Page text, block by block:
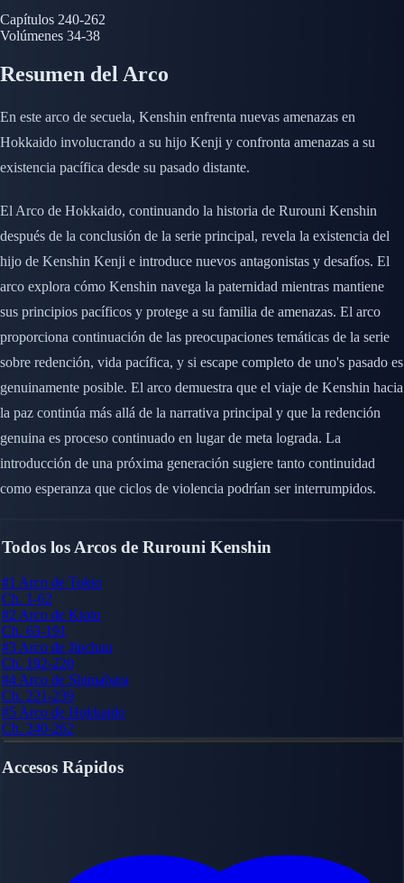
Capítulos 240-262
Volúmenes 34-38
Resumen del Arco
En este arco de secuela, Kenshin enfrenta nuevas amenazas en
Hokkaido involucrando a su hijo Kenji y confronta amenazas a su
existencia pacífica desde su pasado distante.
El Arco de Hokkaido, continuando la historia de Rurouni Kenshin
después de la conclusión de la serie principal, revela la existencia del
hijo de Kenshin Kenji e introduce nuevos antagonistas y desafíos. El
arco explora cómo Kenshin navega la paternidad mientras mantiene
sus principios pacíficos y protege a su familia de amenazas. El arco
proporciona continuación de las preocupaciones temáticas de la serie
sobre redención, vida pacífica, y si escape completo de uno's pasado es
genuinamente posible. El arco demuestra que el viaje de Kenshin hacia
la paz continúa más allá de la narrativa principal y que la redención
genuina es proceso continuado en lugar de meta lograda. La
introducción de una próxima generación sugiere tanto continuidad
como esperanza que ciclos de violencia podrían ser interrumpidos.
Todos los Arcos de Rurouni Kenshin
#1 Arco de Tokio
Ch. 1-62
#2 Arco de Kioto
Ch. 63-191
#3 Arco de Jinchuu
Ch. 192-220
#4 Arco de Shimabara
Ch. 221-239
#5 Arco de Hokkaido
Ch. 240-262
Accesos Rápidos